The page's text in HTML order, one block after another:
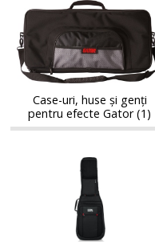
uri,
huse
și
genți
pentru
efecte
Gator
uri,
huse
și
genți
efecte
Gator
Case-uri, huse și genți
pentru efecte Gator (1)